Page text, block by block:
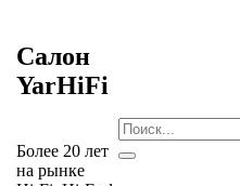
Салон
YarHiFi
Более 20 лет
на рынке